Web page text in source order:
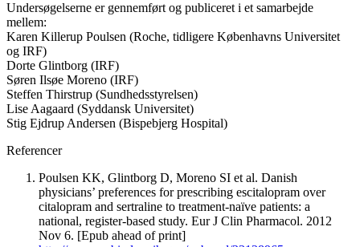
Undersøgelserne er gennemført og publiceret i et samarbejde
mellem:
Karen Killerup Poulsen (Roche, tidligere Københavns Universitet
og IRF)
Dorte Glintborg (IRF)
Søren Ilsøe Moreno (IRF)
Steffen Thirstrup (Sundhedsstyrelsen)
Lise Aagaard (Syddansk Universitet)
Stig Ejdrup Andersen (Bispebjerg Hospital)
Referencer
Poulsen KK, Glintborg D, Moreno SI et al. Danish
physicians’ preferences for prescribing escitalopram over
citalopram and sertraline to treatment-naïve patients: a
national, register-based study. Eur J Clin Pharmacol. 2012
Nov 6. [Epub ahead of print]